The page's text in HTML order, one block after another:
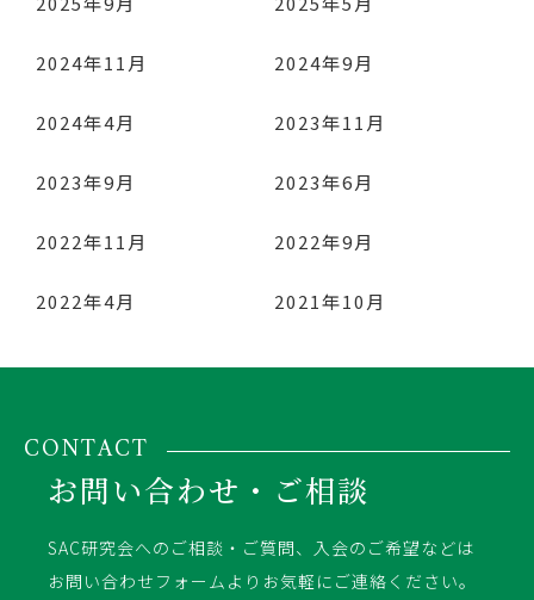
2024年11月 2024年9月
2024年4月 2023年11月
2023年9月 2023年6月
2022年11月 2022年9月
2022年4月 2021年10月
CONTACT
お問い合わせ・ご相談
SAC研究会へのご相談・ご質問、入会のご希望などは
お問い合わせフォームよりお気軽にご連絡ください。